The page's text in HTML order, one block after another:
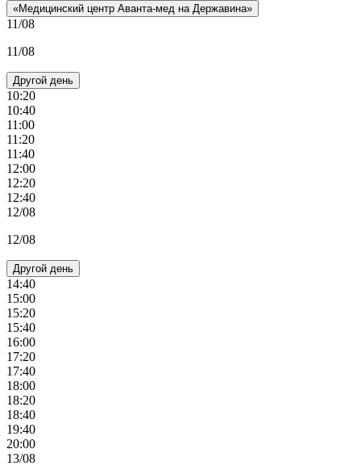
«Медицинский центр Аванта-мед на Державина»
11/08
11/08
Другой день
10:20
10:40
11:00
11:20
11:40
12:00
12:20
12:40
12/08
12/08
Другой день
14:40
15:00
15:20
15:40
16:00
17:20
17:40
18:00
18:20
18:40
19:40
20:00
13/08